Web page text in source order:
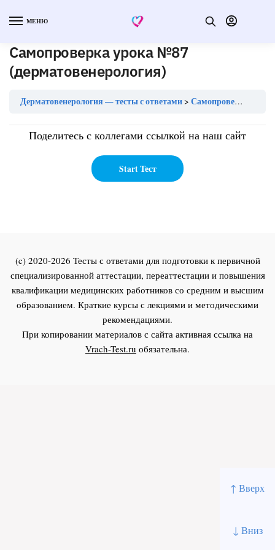
↑ Вверх
↓ Вниз
МЕНЮ
Самопроверка урока №87
(дерматовенерология)
Дерматовенерология — тесты с ответами Самопроверка урока №87 (дерматовенерология)
Поделитесь с коллегами ссылкой на наш сайт
(c) 2020-2026 Тесты с ответами для подготовки к первичной
специализированной аттестации, переаттестации и повышения
квалификации медицинских работников со средним и высшим
образованием. Краткие курсы с лекциями и методическими
рекомендациями.
При копировании материалов с сайта активная ссылка на
Vrach-Test.ru обязательна.